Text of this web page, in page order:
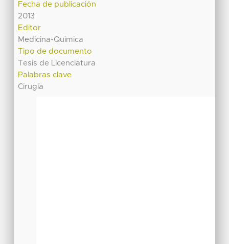
Fecha de publicación
2013
Editor
Medicina-Quimica
Tipo de documento
Tesis de Licenciatura
Palabras clave
Cirugía